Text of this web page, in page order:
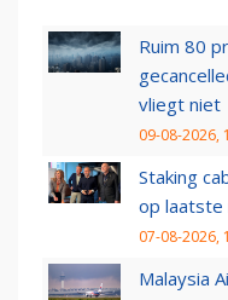
Ruim 80
vliegt niet
09-08-2026,
Staking
op laatste
07-08-2026,
Malaysia